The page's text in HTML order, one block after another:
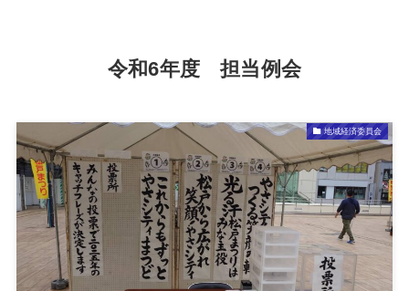
令和6年度 担当例会
地域経済委員会